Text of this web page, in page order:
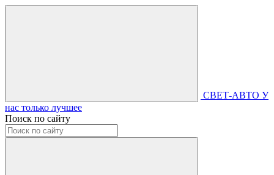
СВЕТ-АВТО У
нас только лучшее
Поиск по сайту